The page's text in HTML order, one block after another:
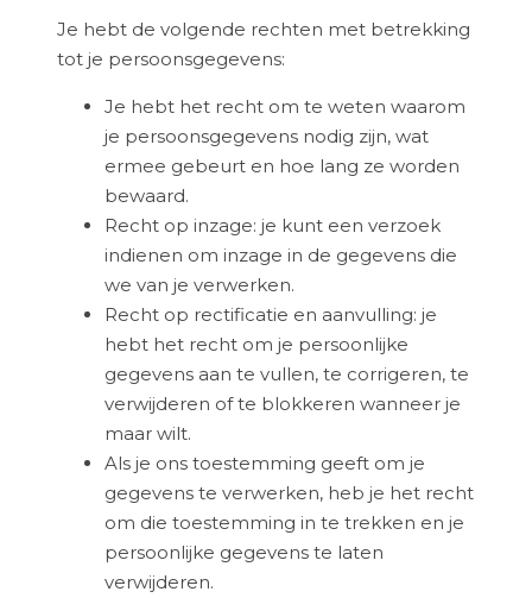
Je hebt de volgende rechten met betrekking
tot je persoonsgegevens:
Je hebt het recht om te weten waarom
je persoonsgegevens nodig zijn, wat
ermee gebeurt en hoe lang ze worden
bewaard.
Recht op inzage: je kunt een verzoek
indienen om inzage in de gegevens die
we van je verwerken.
Recht op rectificatie en aanvulling: je
hebt het recht om je persoonlijke
gegevens aan te vullen, te corrigeren, te
verwijderen of te blokkeren wanneer je
maar wilt.
Als je ons toestemming geeft om je
gegevens te verwerken, heb je het recht
om die toestemming in te trekken en je
persoonlijke gegevens te laten
verwijderen.